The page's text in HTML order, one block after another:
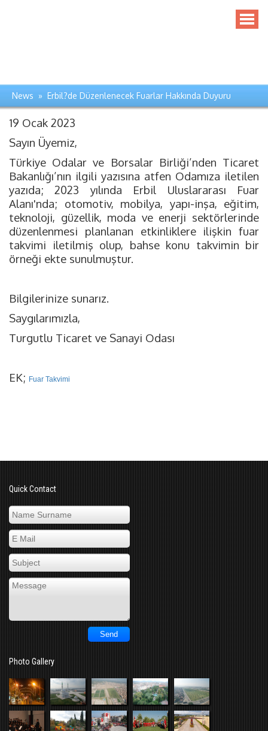
News » Erbil?de Düzenlenecek Fuarlar Hakkında Duyuru
19 Ocak 2023
Sayın Üyemiz,
Türkiye Odalar ve Borsalar Birliği’nden Ticaret
Bakanlığı’nın ilgili yazısına atfen Odamıza iletilen
yazıda; 2023 yılında Erbil Uluslararası Fuar
Alanı'nda; otomotiv, mobilya, yapı-inşa, eğitim,
teknoloji, güzellik, moda ve enerji sektörlerinde
düzenlenmesi planlanan etkinliklere ilişkin fuar
takvimi iletilmiş olup, bahse konu takvimin bir
örneği ekte sunulmuştur.
Bilgilerinize sunarız.
Saygılarımızla,
Turgutlu Ticaret ve Sanayi Odası
EK; Fuar Takvimi
Quick Contact
Photo Gallery